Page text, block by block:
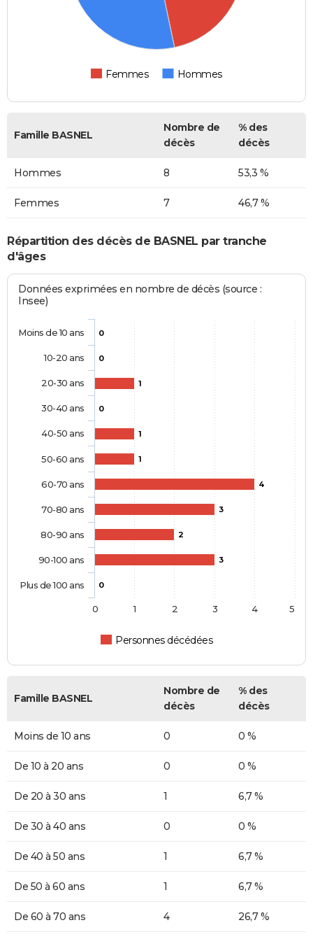
Femmes Hommes
Famille BASNEL
Nombre de
décès
% des
décès
Hommes 8 53,3 %
Femmes 7 46,7 %
Répartition des décès de BASNEL par tranche
d'âges
Données exprimées en nombre de décès (source :
Insee)
0
0
1
0
1
1
4
3
2
3
0
Personnes décédées
Moins de 10 ans
10-20 ans
20-30 ans
30-40 ans
40-50 ans
50-60 ans
60-70 ans
70-80 ans
80-90 ans
90-100 ans
Plus de 100 ans
0 1 2 3 4 5
Famille BASNEL
Nombre de
décès
% des
décès
Moins de 10 ans 0 0 %
De 10 à 20 ans 0 0 %
De 20 à 30 ans 1 6,7 %
De 30 à 40 ans 0 0 %
De 40 à 50 ans 1 6,7 %
De 50 à 60 ans 1 6,7 %
De 60 à 70 ans 4 26,7 %